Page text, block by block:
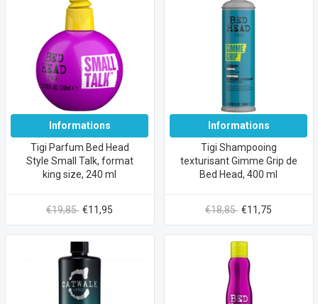
Informations
Tigi Parfum Bed Head
Style Small Talk, format
king size, 240 ml
€19,85 €11,95
Informations
Tigi Shampooing
texturisant Gimme Grip de
Bed Head, 400 ml
€18,85 €11,75